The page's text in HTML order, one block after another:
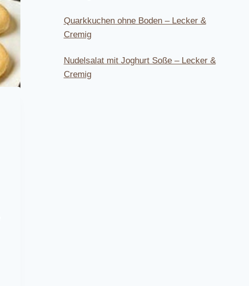
Quarkkuchen ohne Boden – Lecker &
Cremig
Nudelsalat mit Joghurt Soße – Lecker &
Cremig